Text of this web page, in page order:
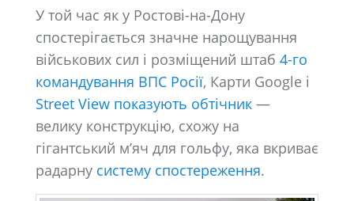
У той час як у Ростові-на-Дону
спостерігається значне нарощування
військових сил і розміщений штаб 4-го
командування ВПС Росії, Карти Google і
Street View показують обтічник —
велику конструкцію, схожу на
гігантський м’яч для гольфу, яка вкриває
радарну систему спостереження.